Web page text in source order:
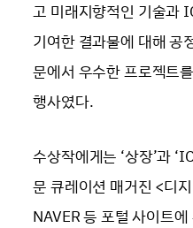
고 미래지향적인 기술과
기여한 결과물에 대해 공
문에서 우수한 프로젝트
행사였다.
수상작에게는 ‘상장’과
문 큐레이션 매거진 <디
NAVER 등 포털 사이트